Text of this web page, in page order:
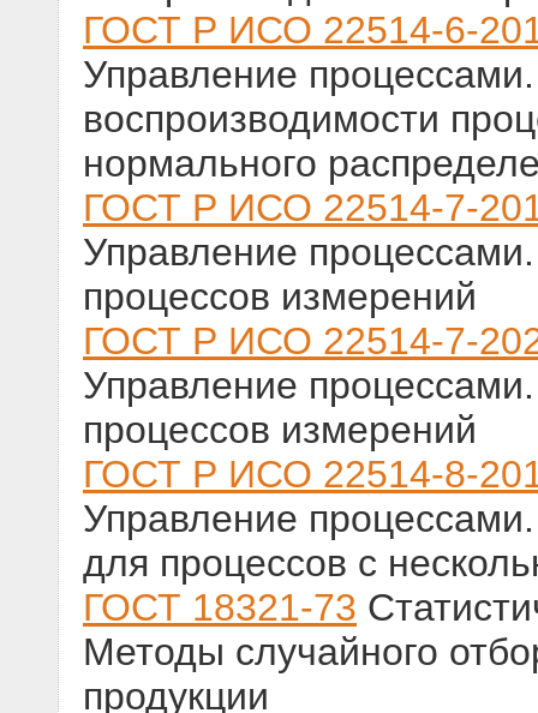
ГОСТ Р ИСО 22514-6-
Управление
воспроизводимости
нормального
ГОСТ Р ИСО 22514-7-
Управление
процессов измерений
ГОСТ Р ИСО 22514-7-
Управление
процессов измерений
ГОСТ Р ИСО 22514-8-
Управление
для процессов с
ГОСТ 18321-73
Методы случайного
продукции